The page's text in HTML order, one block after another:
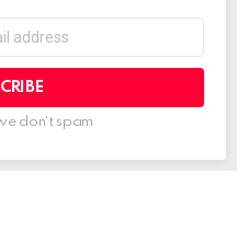
don't spam